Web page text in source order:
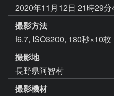
2020年11月12日 21時29
撮影方法
f6.7, ISO3200, 180秒×10枚
撮影地
長野県阿智村
撮影機材